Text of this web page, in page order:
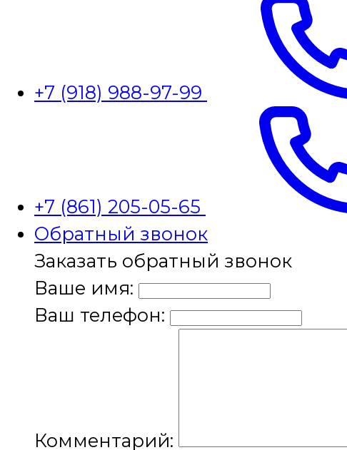
+7 (918) 988-97-99
+7 (861) 205-05-65
Обратный звонок
Заказать обратный звонок
Ваше имя:
Ваш телефон:
Комментарий: